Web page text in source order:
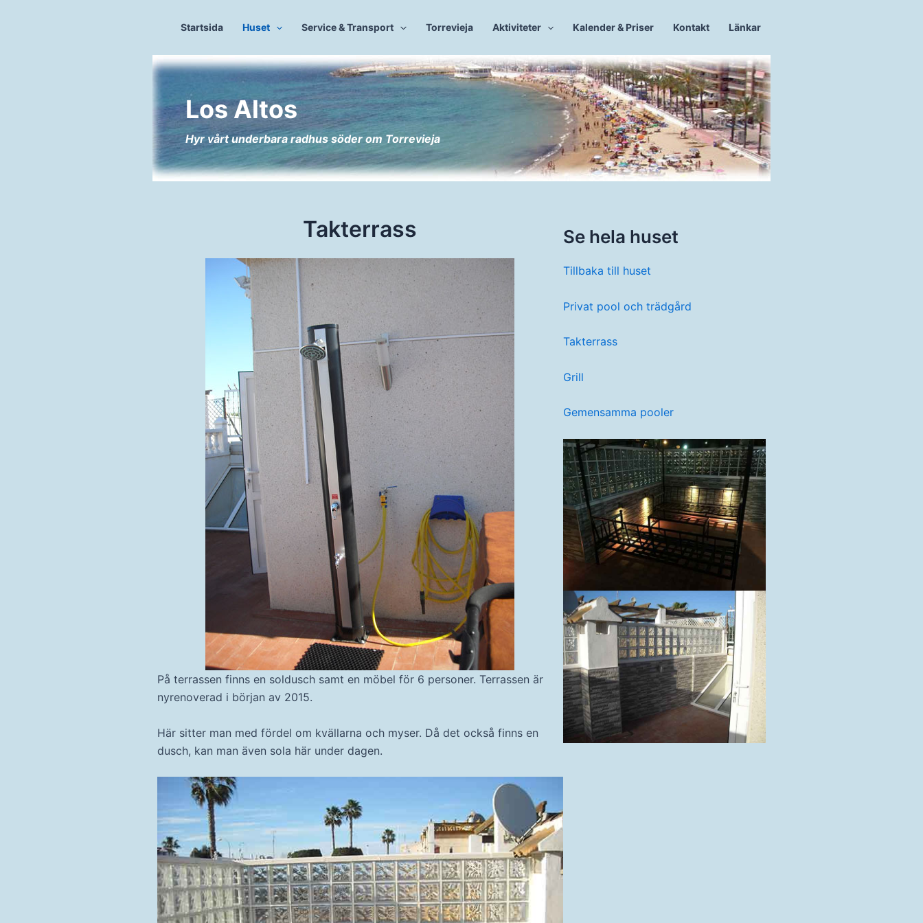
Startsida Huset Service & Transport Torrevieja Aktiviteter Kalender & Priser Kontakt Länkar
Los Altos
Hyr vårt underbara radhus söder om Torrevieja
Takterrass
På terrassen finns en soldusch samt en möbel för 6 personer. Terrassen är
nyrenoverad i början av 2015.
Här sitter man med fördel om kvällarna och myser. Då det också finns en
dusch, kan man även sola här under dagen.
Se hela huset
Tillbaka till huset
Privat pool och trädgård
Takterrass
Grill
Gemensamma pooler